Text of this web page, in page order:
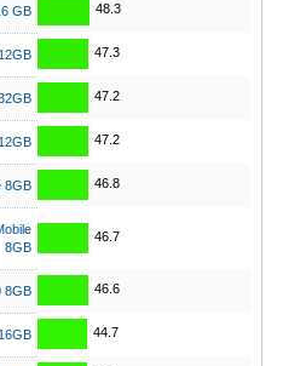
GB 48.3
47.3
47.2
47.2
8GB 46.8
8GB
46.7
8GB 46.6
44.7